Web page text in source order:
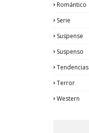
Romántico
Serie
Suspense
Suspenso
Tendencias
Terror
Western